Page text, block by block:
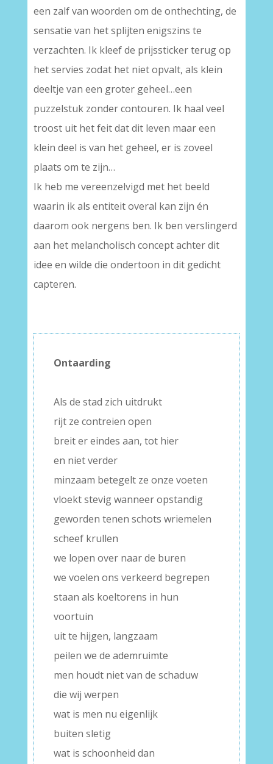
een zalf van woorden om de onthechting, de
sensatie van het splijten enigszins te
verzachten. Ik kleef de prijssticker terug op
het servies zodat het niet opvalt, als klein
deeltje van een groter geheel…een
puzzelstuk zonder contouren. Ik haal veel
troost uit het feit dat dit leven maar een
klein deel is van het geheel, er is zoveel
plaats om te zijn…
Ik heb me vereenzelvigd met het beeld
waarin ik als entiteit overal kan zijn én
daarom ook nergens ben. Ik ben verslingerd
aan het melancholisch concept achter dit
idee en wilde die ondertoon in dit gedicht
capteren.
Ontaarding
Als de stad zich uitdrukt
rijt ze contreien open
breit er eindes aan, tot hier
en niet verder
minzaam betegelt ze onze voeten
vloekt stevig wanneer opstandig
geworden tenen schots wriemelen
scheef krullen
we lopen over naar de buren
we voelen ons verkeerd begrepen
staan als koeltorens in hun
voortuin
uit te hijgen, langzaam
peilen we de ademruimte
men houdt niet van de schaduw
die wij werpen
wat is men nu eigenlijk
buiten sletig
wat is schoonheid dan